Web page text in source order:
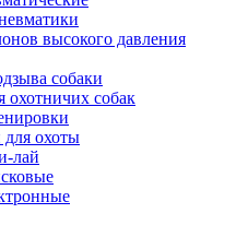
высокого давления
собаки
охотничих собак
охоты
лай